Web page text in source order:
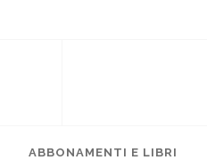
ABBONAMENTI E LIBRI